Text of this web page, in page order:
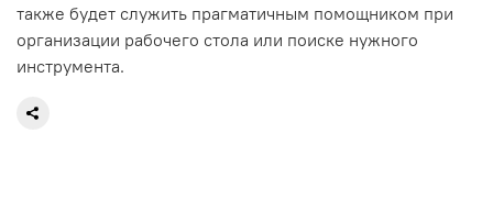
также будет служить прагматичным помощником при
организации рабочего стола или поиске нужного
инструмента.